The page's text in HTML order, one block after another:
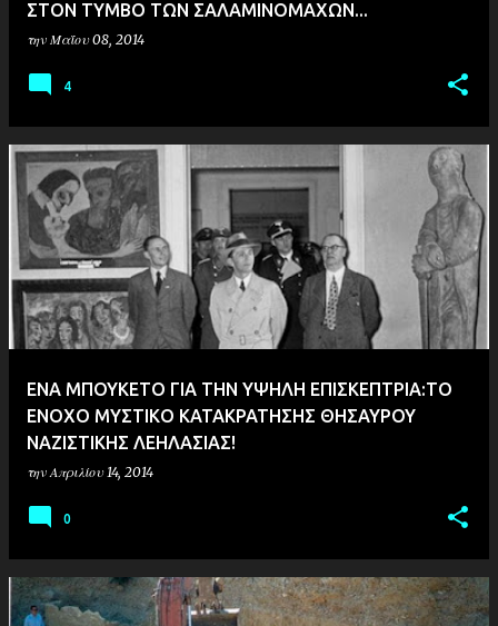
ΣΤΟΝ ΤΥΜΒΟ ΤΩΝ ΣΑΛΑΜΙΝΟΜΑΧΩΝ...
την Μαΐου 08, 2014
4
ΕΝΑ ΜΠΟΥΚΕΤΟ ΓΙΑ ΤΗΝ ΥΨΗΛΗ ΕΠΙΣΚΕΠΤΡΙΑ:ΤΟ
ΕΝΟΧΟ ΜΥΣΤΙΚΟ ΚΑΤΑΚΡΑΤΗΣΗΣ ΘΗΣΑΥΡΟΥ
ΝΑΖΙΣΤΙΚΗΣ ΛEΗΛΑΣΙΑΣ!
την Απριλίου 14, 2014
0